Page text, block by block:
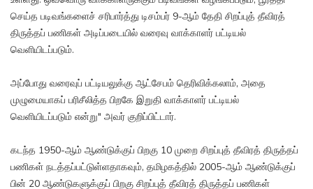
செய்த படிவங்களைச் சரிபார்த்து டிசம்பர் 9-ஆம் தேதி சிறப்புத் தீவிரத்
திருத்தப் பணிகள் அடிப்படையில் வரைவு வாக்காளர் பட்டியல்
வெளியிடப்படும்.
அப்போது வரைவுப் பட்டியலுக்கு ஆட்சேபம் தெரிவிக்கலாம், அதை
முழுமையாகப் பரிசீலித்த பிறகே இறுதி வாக்காளர் பட்டியல்
வெளியிடப்படும் என்று" அவர் குறிப்பிட்டார்.
கடந்த 1950-ஆம் ஆண்டுக்குப் பிறகு 10 முறை சிறப்புத் தீவிரத் திருத்தப்
பணிகள் நடத்தப்பட்டுள்ளதாகவும், தமிழகத்தில் 2005-ஆம் ஆண்டுக்குப்
பின் 20 ஆண்டுகளுக்குப் பிறகு சிறப்புத் தீவிரத் திருத்தப் பணிகள்